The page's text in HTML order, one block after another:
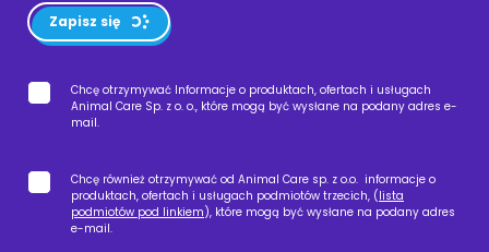
Zapisz się
Chcę otrzymywać Informacje o produktach, ofertach i usługach
Animal Care Sp. z o. o., które mogą być wysłane na podany adres e-
mail.
Chcę również otrzymywać od Animal Care sp. z o.o. informacje o
produktach, ofertach i usługach podmiotów trzecich, (lista
podmiotów pod linkiem), które mogą być wysłane na podany adres
e-mail.